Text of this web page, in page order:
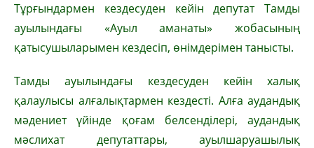
Тұрғындармен кездесуден кейін депутат Тамды
ауылындағы «Ауыл аманаты» жобасының
қатысушыларымен кездесіп, өнімдерімен танысты.
Тамды ауылындағы кездесуден кейін халық
қалаулысы алғалықтармен кездесті. Алға аудандық
мәдениет үйінде қоғам белсенділері, аудандық
мәслихат депутаттары, ауылшаруашылық